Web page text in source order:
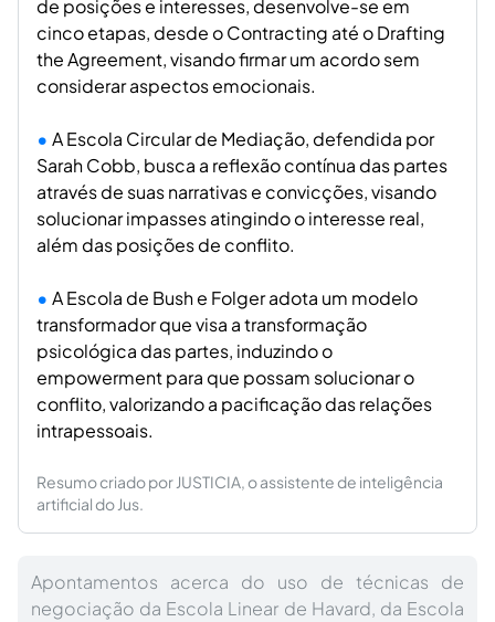
de posições e interesses, desenvolve-se em
cinco etapas, desde o Contracting até o Drafting
the Agreement, visando firmar um acordo sem
considerar aspectos emocionais.
A Escola Circular de Mediação, defendida por
Sarah Cobb, busca a reflexão contínua das partes
através de suas narrativas e convicções, visando
solucionar impasses atingindo o interesse real,
além das posições de conflito.
A Escola de Bush e Folger adota um modelo
transformador que visa a transformação
psicológica das partes, induzindo o
empowerment para que possam solucionar o
conflito, valorizando a pacificação das relações
intrapessoais.
Resumo criado por JUSTICIA, o assistente de inteligência
artificial do Jus.
Apontamentos acerca do uso de técnicas de
negociação da Escola Linear de Havard, da Escola